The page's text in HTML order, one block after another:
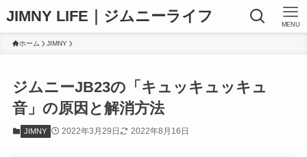
JIMNY LIFE｜ジムニーライフ MENU
ホーム JIMNY
ジムニーJB23の「キュッキュッキュ
音」の原因と解消方法
JIMNY 2022年3月29日 2022年8月16日